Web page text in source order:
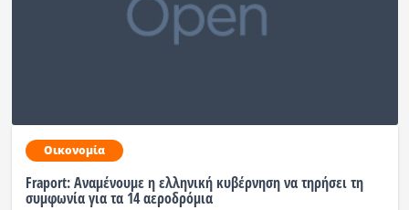
Πολιτισμός
Οικονομία
Fraport: Αναμένουμε η ελληνική κυβέρνηση να τηρήσει τη
συμφωνία για τα 14 αεροδρόμια